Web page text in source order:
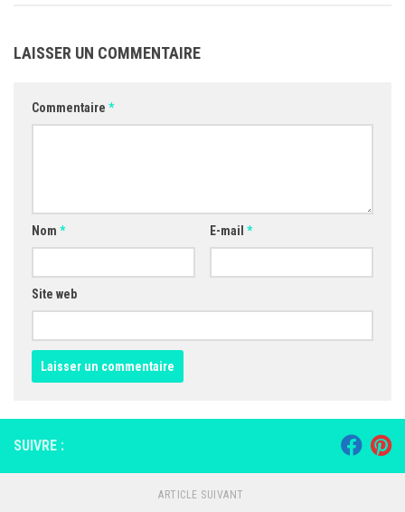
LAISSER UN COMMENTAIRE
Commentaire *
Nom * E-mail *
Site web
SUIVRE :
ARTICLE SUIVANT